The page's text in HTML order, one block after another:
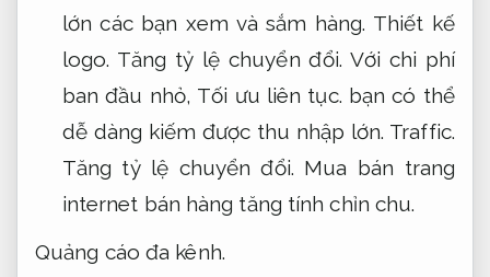
lớn các bạn xem và sắm hàng. Thiết kế
logo. Tăng tỷ lệ chuyển đổi. Với chi phí
ban đầu nhỏ, Tối ưu liên tục. bạn có thể
dễ dàng kiếm được thu nhập lớn. Traffic.
Tăng tỷ lệ chuyển đổi. Mua bán trang
internet bán hàng tăng tính chỉn chu.
Quảng cáo đa kênh.